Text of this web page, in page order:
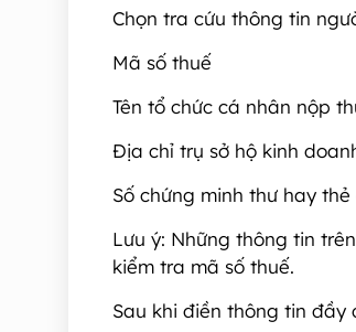
Chọn tra cứu thông tin
Mã số thuế
Tên tổ chức cá nhân nộp
Địa chỉ trụ sở hộ kinh
Số chứng minh thư hay
Lưu ý: Những thông tin
kiểm tra mã số thuế.
Sau khi điền thông tin